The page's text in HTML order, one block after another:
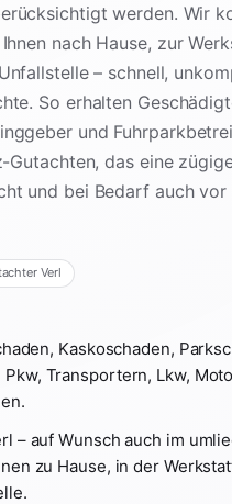
werden. Wir
nach Hause, zur
– schnell,
So erhalten
und
das eine
und bei Bedarf auch vor
Verl
Kaskoschaden,
Transportern, Lkw,
– auf Wunsch auch im
zu Hause, in der